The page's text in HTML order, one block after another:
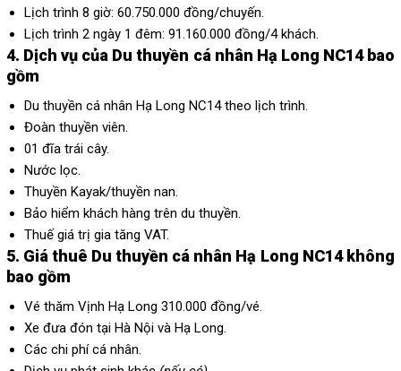
Lịch trình 8 giờ: 60.750.000 đồng/chuyến.
Lịch trình 2 ngày 1 đêm: 91.160.000 đồng/4 khách.
4. Dịch vụ của Du thuyền cá nhân Hạ Long NC14 bao
gồm
Du thuyền cá nhân Hạ Long NC14 theo lịch trình.
Đoàn thuyền viên.
01 đĩa trái cây.
Nước lọc.
Thuyền Kayak/thuyền nan.
Bảo hiểm khách hàng trên du thuyền.
Thuế giá trị gia tăng VAT.
5. Giá thuê Du thuyền cá nhân Hạ Long NC14 không
bao gồm
Vé thăm Vịnh Hạ Long 310.000 đồng/vé.
Xe đưa đón tại Hà Nội và Hạ Long.
Các chi phí cá nhân.